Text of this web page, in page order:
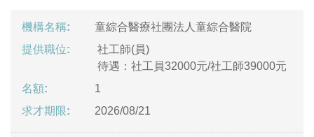
童綜合醫療社團法人童綜合醫院
社工師(員)
待遇：社工員32000元/社工師39000元
1
2026/08/21